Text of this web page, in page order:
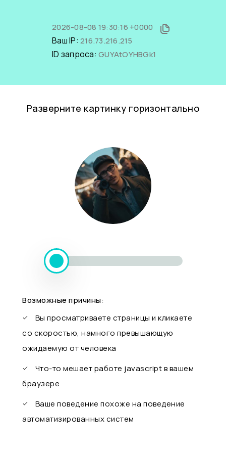
2026-08-08 19:30:16 +0000
Ваш IP: 216.73.216.215
ID запроса: GUYAtOYHBGk1
Разверните картинку горизонтально
Возможные причины:
Вы просматриваете страницы и кликаете
со скоростью, намного превышающую
ожидаемую от человека
Что-то мешает работе javascript в вашем
браузере
Ваше поведение похоже на поведение
автоматизированных систем